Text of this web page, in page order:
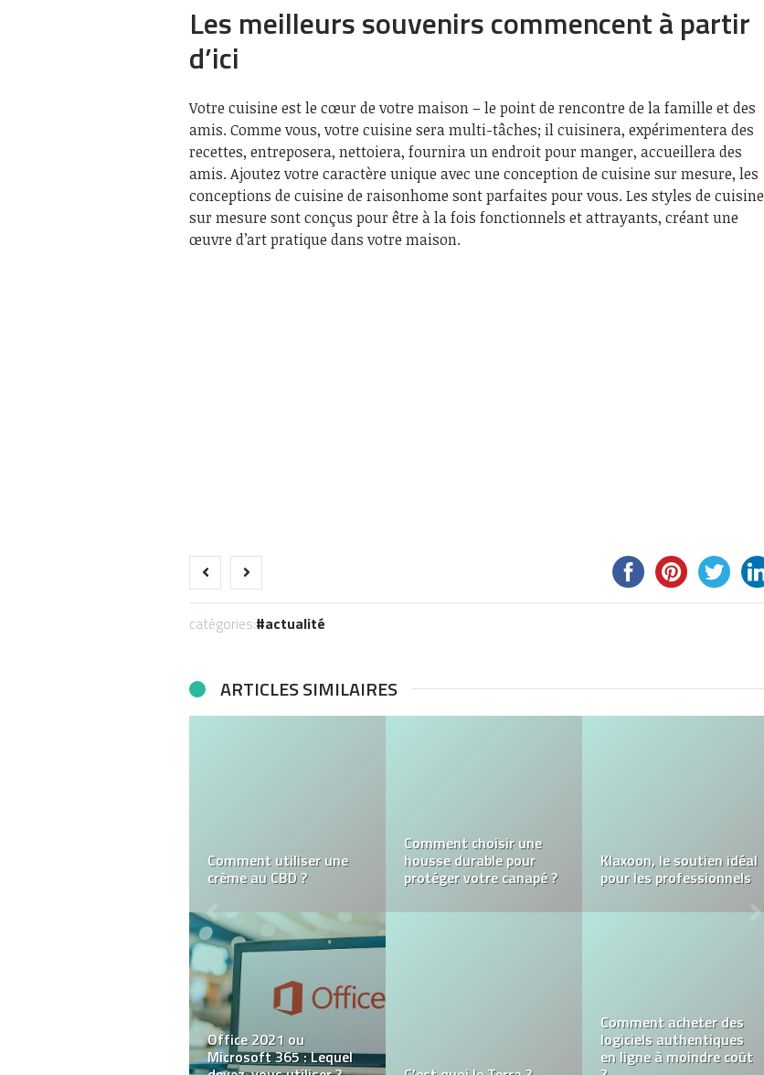
Les meilleurs souvenirs commencent à partir
d’ici
Votre cuisine est le cœur de votre maison – le point de rencontre de la famille et des
amis. Comme vous, votre cuisine sera multi-tâches; il cuisinera, expérimentera des
recettes, entreposera, nettoiera, fournira un endroit pour manger, accueillera des
amis. Ajoutez votre caractère unique avec une conception de cuisine sur mesure, les
conceptions de cuisine de raisonhome sont parfaites pour vous. Les styles de cuisine
sur mesure sont conçus pour être à la fois fonctionnels et attrayants, créant une
œuvre d’art pratique dans votre maison.
catégories: actualité
ARTICLES SIMILAIRES
l’investissement dans
l’immobilier neuf
Quel e-liquide Nhoss
choisir pour cesser de
fumer ?
management au service
des casinos en ligne
IPTV Premium OTT :
L’expérience télévisuelle
Conseils pour choisir le
bon service de taxi en